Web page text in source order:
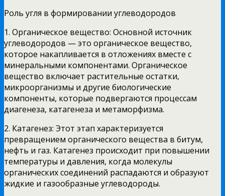
Роль угля в формировании углеводородов
1. Органическое вещество: Основной источник
углеводородов — это органическое вещество,
которое накапливается в отложениях вместе с
минеральными компонентами. Органическое
вещество включает растительные остатки,
микроорганизмы и другие биологические
компоненты, которые подвергаются процессам
диагенеза, катагенеза и метаморфизма.
2. Катагенез: Этот этап характеризуется
превращением органического вещества в битум,
нефть и газ. Катагенез происходит при повышении
температуры и давления, когда молекулы
органических соединений распадаются и образуют
жидкие и газообразные углеводороды.